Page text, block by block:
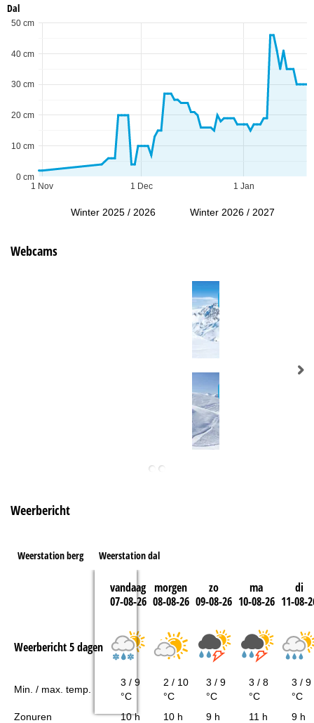
Dal
1 Nov 1 Dec 1 Jan
0 cm
10 cm
20 cm
30 cm
40 cm
50 cm
Winter 2025 / 2026 Winter 2026 / 2027
Webcams
Weerbericht
Weerstation berg Weerstation dal
vandaag
07-08-26
morgen
08-08-26
zo
09-08-26
ma
10-08-26
di
11-08-
Weerbericht 5 dagen
Min. / max. temp.
3 / 9
°C
2 / 10
°C
3 / 9
°C
3 / 8
°C
3 / 9
°C
Zonuren
10 h 10 h 9 h 11 h 9 h